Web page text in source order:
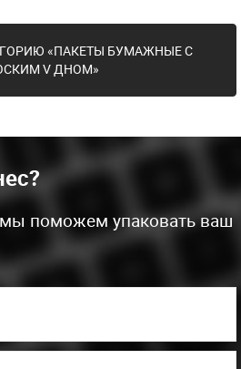
«ПАКЕТЫ БУМАЖНЫЕ С
V ДНОМ»
мы поможем упаковать ваш